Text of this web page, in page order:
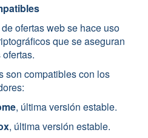
ofertas web se hace uso
que se aseguran
son compatibles con los
, última versión estable.
, última versión estable.